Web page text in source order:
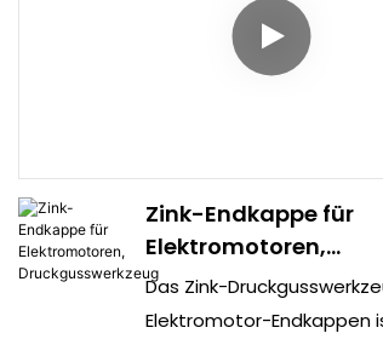
Zink-Endkappe für
Elektromotoren,
Druckgusswerkzeug
Das Zink-
Elektromotor-Endkappen